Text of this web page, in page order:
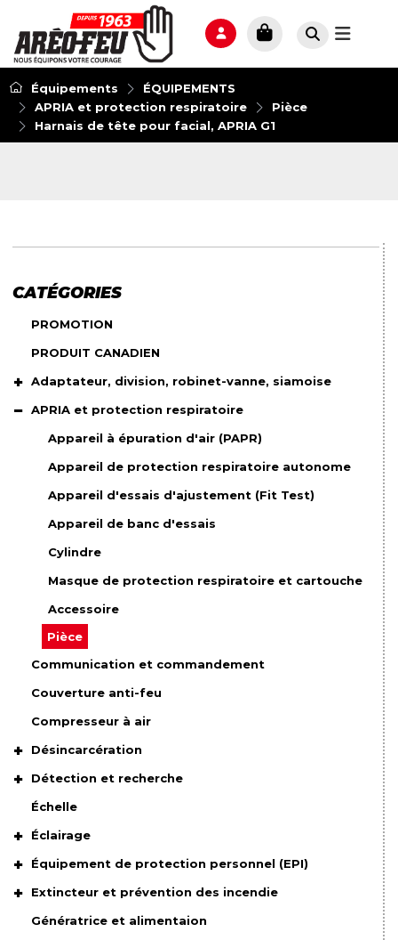
Équipements
ÉQUIPEMENTS
APRIA et protection respiratoire
Pièce
Harnais de tête pour facial, APRIA G1
CATÉGORIES
PROMOTION
PRODUIT CANADIEN
Adaptateur, division, robinet-vanne, siamoise
APRIA et protection respiratoire
Appareil à épuration d'air (PAPR)
Appareil de protection respiratoire autonome
Appareil d'essais d'ajustement (Fit Test)
Appareil de banc d'essais
Cylindre
Masque de protection respiratoire et cartouche
Accessoire
Pièce
Communication et commandement
Couverture anti-feu
Compresseur à air
Désincarcération
Détection et recherche
Échelle
Éclairage
Équipement de protection personnel (EPI)
Extincteur et prévention des incendie
Génératrice et alimentaion